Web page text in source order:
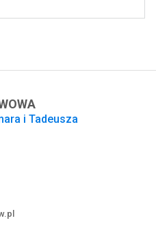
i Tadeusza